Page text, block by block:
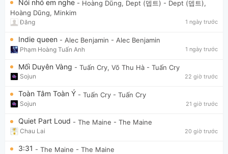
Nói nhỏ em nghe - Hoàng Dũng, Dept (뎁트) - Dept (뎁트),
Hoàng Dũng, Minkim
Đăng 1 ngày trước
Indie queen - Alec Benjamin - Alec Benjamin
Phạm Hoàng Tuấn Anh 1 ngày trước
Mối Duyên Vàng - Tuấn Cry, Võ Thu Hà - Tuấn Cry
Sojun 22 giờ trước
Toàn Tâm Toàn Ý - Tuấn Cry - Tuấn Cry
Sojun 21 giờ trước
Quiet Part Loud - The Maine - The Maine
Chau Lai 20 giờ trước
3:31 - The Maine - The Maine